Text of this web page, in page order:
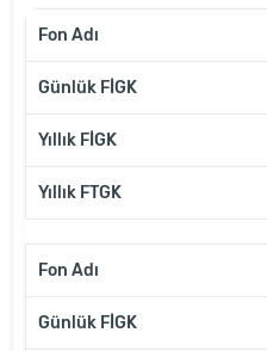
FON
GÜNLÜK